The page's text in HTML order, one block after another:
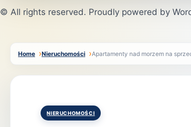
© All rights reserved. Proudly powered by
Home Nieruchomości Apartamenty nad morzem na
Posted
NIERUCHOMOŚCI